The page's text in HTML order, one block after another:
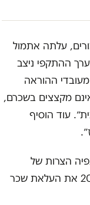
עלתה אתמול
ההתקפי ניצב
13 כיצד הוא דורש מעובדי ההוראה
מקצצים בשכרם,
עוד הוסיף
הצרות של
המורה המרוויחה 7,000 שקל בחודש. וכן, זה אותו באב״ד שיזם ב-2018 את העלאת שכר